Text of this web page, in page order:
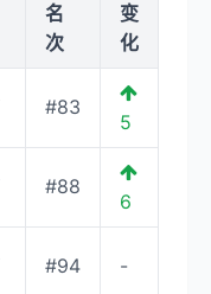
名
次
变
化
#83
5
#88
6
#94 -